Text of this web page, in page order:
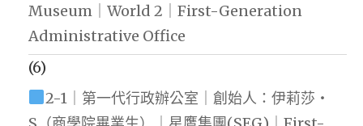
Museum｜World 2｜First-Generation
Administrative Office
(6)
2-1｜第一代行政辦公室｜創始人：伊莉莎・